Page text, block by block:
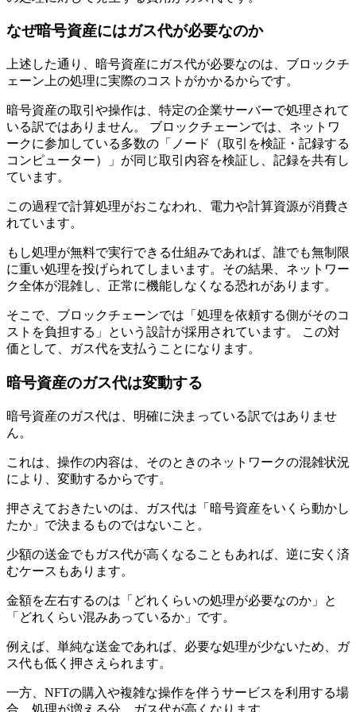
なぜ暗号資産にはガス代が必要なのか
上述した通り、暗号資産にガス代が必要なのは、ブロックチ
ェーン上の処理に実際のコストがかかるからです。
暗号資産の取引や操作は、特定の企業サーバーで処理されて
いる訳ではありません。 ブロックチェーンでは、ネットワ
ークに参加している多数の「ノード（取引を検証・記録する
コンピューター）」が同じ取引内容を検証し、記録を共有し
ています。
この過程で計算処理がおこなわれ、電力や計算資源が消費さ
れています。
もし処理が無料で実行できる仕組みであれば、誰でも無制限
に重い処理を投げられてしまいます。その結果、ネットワー
ク全体が混雑し、正常に機能しなくなる恐れがあります。
そこで、ブロックチェーンでは「処理を依頼する側がそのコ
ストを負担する」という設計が採用されています。 この対
価として、ガス代を支払うことになります。
暗号資産のガス代は変動する
暗号資産のガス代は、明確に決まっている訳ではありませ
ん。
これは、操作の内容は、そのときのネットワークの混雑状況
により、変動するからです。
押さえておきたいのは、ガス代は「暗号資産をいくら動かし
たか」で決まるものではないこと。
少額の送金でもガス代が高くなることもあれば、逆に安く済
むケースもあります。
金額を左右するのは「どれくらいの処理が必要なのか」と
「どれくらい混みあっているか」です。
例えば、単純な送金であれば、必要な処理が少ないため、ガ
ス代も低く押さえられます。
一方、NFTの購入や複雑な操作を伴うサービスを利用する場
合、処理が増える分、ガス代が高くなります。